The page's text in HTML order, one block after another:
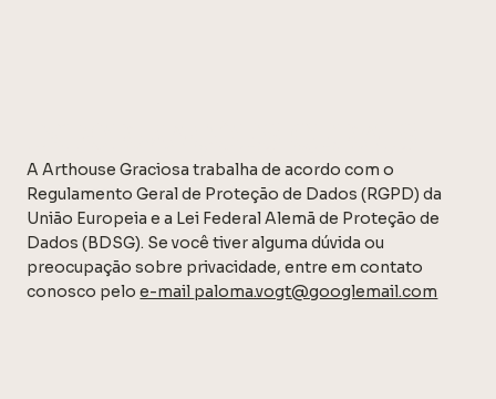
A Arthouse Graciosa trabalha de acordo com o
Regulamento Geral de Proteção de Dados (RGPD) da
União Europeia e a Lei Federal Alemã de Proteção de
Dados (BDSG). Se você tiver alguma dúvida ou
preocupação sobre privacidade, entre em contato
conosco peloe-mail paloma.vogt@googlemail.com